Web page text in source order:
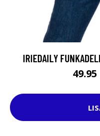
IRIEDAILY
49.95